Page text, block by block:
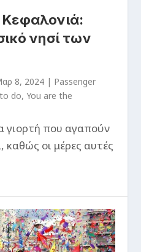
Κεφαλονιά:
νησί των
8, 2024 | Passenger
do,You are the
γιορτή που αγαπούν
καθώς οι μέρες αυτές